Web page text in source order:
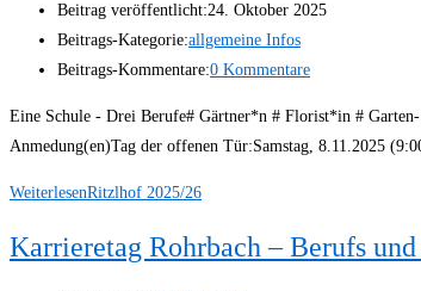
Beitrag veröffentlicht:24. Oktober 2025
Beitrags-Kategorie:allgemeine Infos
Beitrags-Kommentare:0 Kommentare
Eine Schule - Drei Berufe# Gärtner*n # Florist*in #
Anmedung(en)Tag der offenen Tür:Samstag, 8.11.2025
WeiterlesenRitzlhof 2025/26
Karrieretag Rohrbach – Berufs